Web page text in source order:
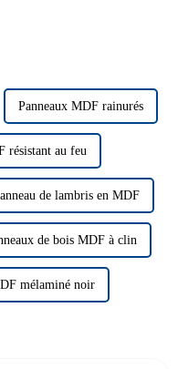
Panneaux MDF rainurés
résistant au feu
de lambris en MDF
de bois MDF à clin
mélaminé noir